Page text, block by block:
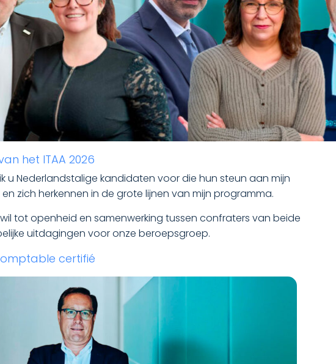
het ITAA 2026
u Nederlandstalige kandidaten voor die hun steun aan mijn
zich herkennen in de grote lijnen van mijn programma.
tot openheid en samenwerking tussen confraters van beide
uitdagingen voor onze beroepsgroep.
certifié